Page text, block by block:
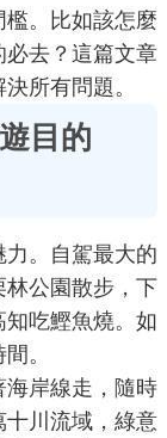
。比如該怎麼
去？這篇文章
所有問題。
目的
力。自駕最大的
公園散步，下
吃鰹魚燒。如
。
岸線走，隨時
川流域，綠意